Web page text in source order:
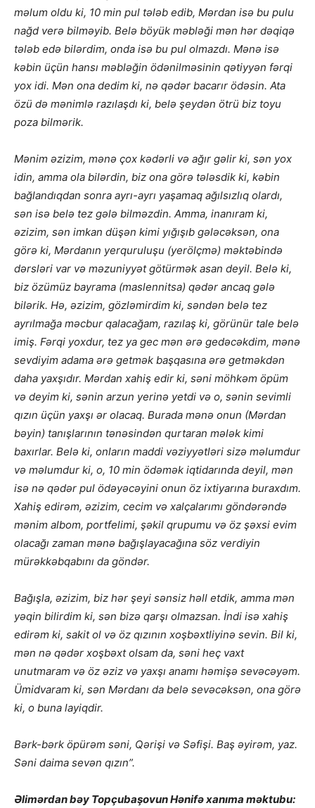
məlum oldu ki, 10 min pul tələb edib, Mərdan isə bu pulu
nağd verə bilməyib. Belə böyük məbləği mən hər dəqiqə
tələb edə bilərdim, onda isə bu pul olmazdı. Mənə isə
kəbin üçün hansı məbləğin ödənilməsinin qətiyyən fərqi
yox idi. Mən ona dedim ki, nə qədər bacarır ödəsin. Ata
özü də mənimlə razılaşdı ki, belə şeydən ötrü biz toyu
poza bilmərik.
Mənim əzizim, mənə çox kədərli və ağır gəlir ki, sən yox
idin, amma ola bilərdin, biz ona görə tələsdik ki, kəbin
bağlandıqdan sonra ayrı-ayrı yaşamaq ağılsızlıq olardı,
sən isə belə tez gələ bilməzdin. Amma, inanıram ki,
əzizim, sən imkan düşən kimi yığışıb gələcəksən, ona
görə ki, Mərdanın yerquruluşu (yerölçmə) məktəbində
dərsləri var və məzuniyyət götürmək asan deyil. Belə ki,
biz özümüz bayrama (maslennitsa) qədər ancaq gələ
bilərik. Hə, əzizim, gözləmirdim ki, səndən belə tez
ayrılmağa məcbur qalacağam, razılaş ki, görünür tale belə
imiş. Fərqi yoxdur, tez ya gec mən ərə gedəcəkdim, mənə
sevdiyim adama ərə getmək başqasına ərə getməkdən
daha yaxşıdır. Mərdan xahiş edir ki, səni möhkəm öpüm
və deyim ki, sənin arzun yerinə yetdi və o, sənin sevimli
qızın üçün yaxşı ər olacaq. Burada mənə onun (Mərdan
bəyin) tanışlarının tənəsindən qurtaran mələk kimi
baxırlar. Belə ki, onların maddi vəziyyətləri sizə məlumdur
və məlumdur ki, o, 10 min ödəmək iqtidarında deyil, mən
isə nə qədər pul ödəyəcəyini onun öz ixtiyarına buraxdım.
Xahiş edirəm, əzizim, cecim və xalçalarımı göndərəndə
mənim albom, portfelimi, şəkil qrupumu və öz şəxsi evim
olacağı zaman mənə bağışlayacağına söz verdiyin
mürəkkəbqabını da göndər.
Bağışla, əzizim, biz hər şeyi sənsiz həll etdik, amma mən
yəqin bilirdim ki, sən bizə qarşı olmazsan. İndi isə xahiş
edirəm ki, sakit ol və öz qızının xoşbəxtliyinə sevin. Bil ki,
mən nə qədər xoşbəxt olsam da, səni heç vaxt
unutmaram və öz əziz və yaxşı anamı həmişə sevəcəyəm.
Ümidvaram ki, sən Mərdanı da belə sevəcəksən, ona görə
ki, o buna layiqdir.
Bərk-bərk öpürəm səni, Qərişi və Səfişi. Baş əyirəm, yaz.
Səni daima sevən qızın”.
Əlimərdan bəy Topçubaşovun Hənifə xanıma məktubu: